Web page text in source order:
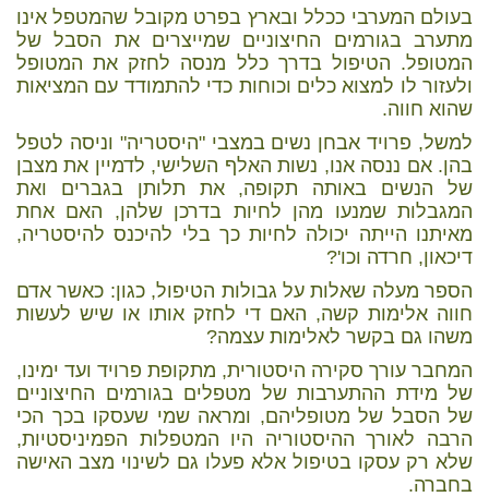
בעולם המערבי ככלל ובארץ בפרט מקובל שהמטפל אינו
מתערב בגורמים החיצוניים שמייצרים את הסבל של
המטופל. הטיפול בדרך כלל מנסה לחזק את המטופל
ולעזור לו למצוא כלים וכוחות כדי להתמודד עם המציאות
שהוא חווה.
למשל, פרויד אבחן נשים במצבי "היסטריה" וניסה לטפל
בהן. אם ננסה אנו, נשות האלף השלישי, לדמיין את מצבן
של הנשים באותה תקופה, את תלותן בגברים ואת
המגבלות שמנעו מהן לחיות בדרכן שלהן, האם אחת
מאיתנו הייתה יכולה לחיות כך בלי להיכנס להיסטריה,
דיכאון, חרדה וכו'?
הספר מעלה שאלות על גבולות הטיפול, כגון: כאשר אדם
חווה אלימות קשה, האם די לחזק אותו או שיש לעשות
משהו גם בקשר לאלימות עצמה?
המחבר עורך סקירה היסטורית, מתקופת פרויד ועד ימינו,
של מידת ההתערבות של מטפלים בגורמים החיצוניים
של הסבל של מטופליהם, ומראה שמי שעסקו בכך הכי
הרבה לאורך ההיסטוריה היו המטפלות הפמיניסטיות,
שלא רק עסקו בטיפול אלא פעלו גם לשינוי מצב האישה
בחברה.